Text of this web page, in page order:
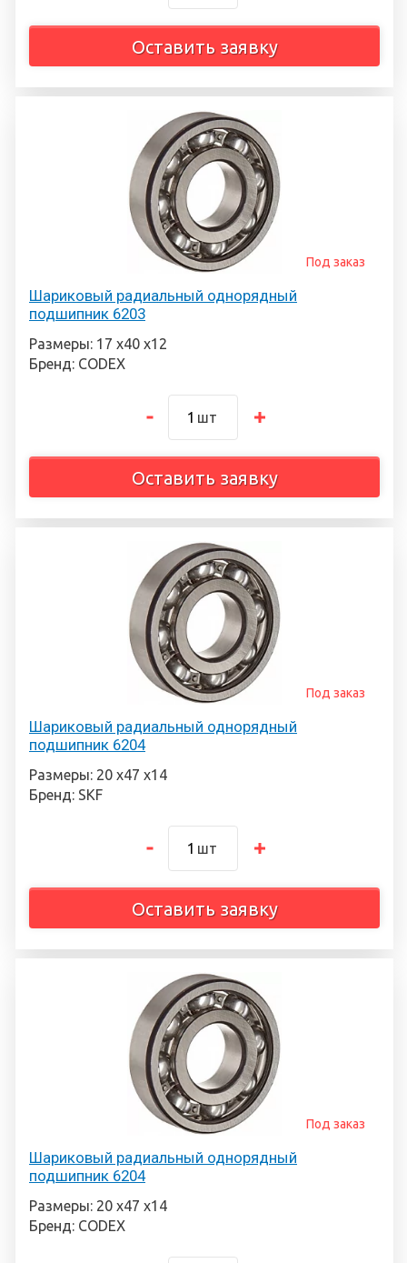
Оставить заявку
Шариковый радиальный однорядный
подшипник 6203
Под заказ
Размеры: 17 х40 х12
Бренд: CODEX
шт
Оставить заявку
Шариковый радиальный однорядный
подшипник 6204
Под заказ
Размеры: 20 х47 х14
Бренд: SKF
шт
Оставить заявку
Шариковый радиальный однорядный
подшипник 6204
Под заказ
Размеры: 20 х47 х14
Бренд: CODEX